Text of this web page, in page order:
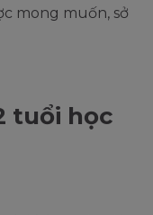
mong muốn, sở
tuổi học